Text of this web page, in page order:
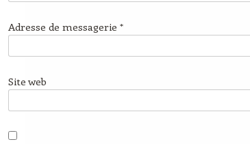
Adresse de messagerie *
Site web